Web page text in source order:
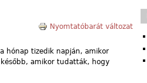
Nyomtatóbarát változat
hónap tizedik napján, amikor
amikor tudatták, hogy